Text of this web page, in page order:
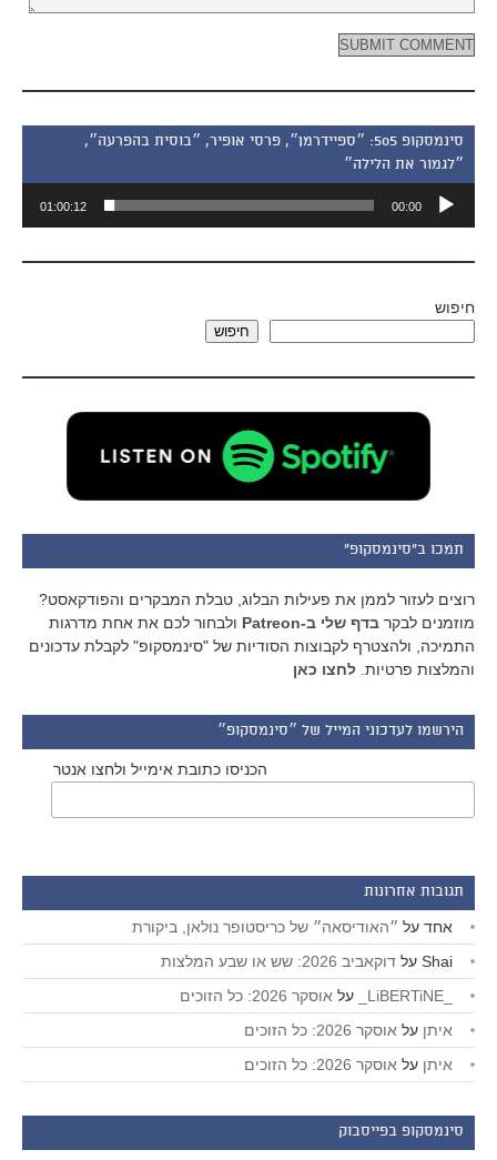
סינמסקופ 505: ״ספיידרמן״, פרסי אופיר, ״בוסית בהפרעה״,
״לגמור את הלילה״
אודיו
00:00
01:00:12
חיפוש
חיפוש
תמכו ב"סינמסקופ"
רוצים לעזור לממן את פעילות הבלוג, טבלת המבקרים והפודקאסט?
מוזמנים לבקר בדף שלי ב-Patreon
ולבחור לכם את אחת מדרגות
התמיכה, ולהצטרף לקבוצות הסודיות של "סינמסקופ" לקבלת עדכונים
והמלצות פרטיות. לחצו כאן
הירשמו לעדכוני המייל של ״סינמסקופ״
הכניסו כתובת אימייל ולחצו אנטר
תגובות אחרונות
אחד על ״האודיסאה״ של כריסטופר נולאן, ביקורת
Shai על דוקאביב 2026: שש או שבע המלצות
על אוסקר 2026: כל הזוכים
איתן על אוסקר 2026: כל הזוכים
איתן על אוסקר 2026: כל הזוכים
סינמסקופ בפייסבוק